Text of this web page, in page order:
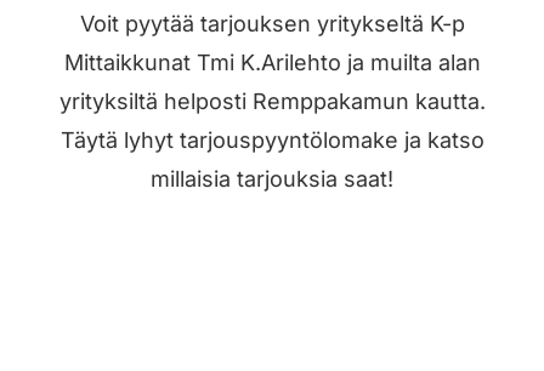
Voit pyytää tarjouksen yritykseltä K-p
Mittaikkunat Tmi K.Arilehto ja muilta alan
yrityksiltä helposti Remppakamun kautta.
Täytä lyhyt tarjouspyyntölomake ja katso
millaisia tarjouksia saat!